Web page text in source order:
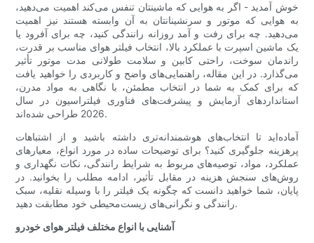
خوش آمدید - اگر به هوایی که ماشینتان تنفس می‌کند اهمیت می‌دهید،
به هوایی که موتور و سرنشینانتان به آن وابسته هستند نیز اهمیت
می‌دهید. چه برای رفت و آمد روزانه رانندگی کنید، چه برای آفرود یا
یک ماشین اسپرت با عملکرد بالا، انتخاب فیلتر هوای مناسب بر قدرت،
راندمان سوخت، راحتی کابین و سلامت طولانی مدت موتور تأثیر
می‌گذارد. در این مقاله، راهنمایی‌های واضح و کاربردی را خواهید یافت
که برای کمک به شما در انتخاب مطمئن، با نگاهی به مواد مدرن،
استانداردهای آزمایش و پیشرفت‌های فناوری فیلتراسیون در سال
2026 طراحی شده‌اند.
آماده‌اید تا انتخاب‌های هوشمندانه‌تری داشته باشید و از اشتباهات
پرهزینه جلوگیری کنید؟ برای توضیحات ساده در مورد انواع، معیارهای
عملکرد، مواد، توصیه‌های مربوط به شرایط رانندگی، نکات نگهداری و
روش‌های سنجش هزینه در مقابل تأثیر، ادامه مطلب را بخوانید. در
پایان، شما خواهید دانست که چگونه یک فیلتر را با وسیله نقلیه، سبک
رانندگی و نگرانی‌های زیست‌محیطی خود مطابقت دهید.
آشنایی با انواع مختلف فیلتر هوای خودرو